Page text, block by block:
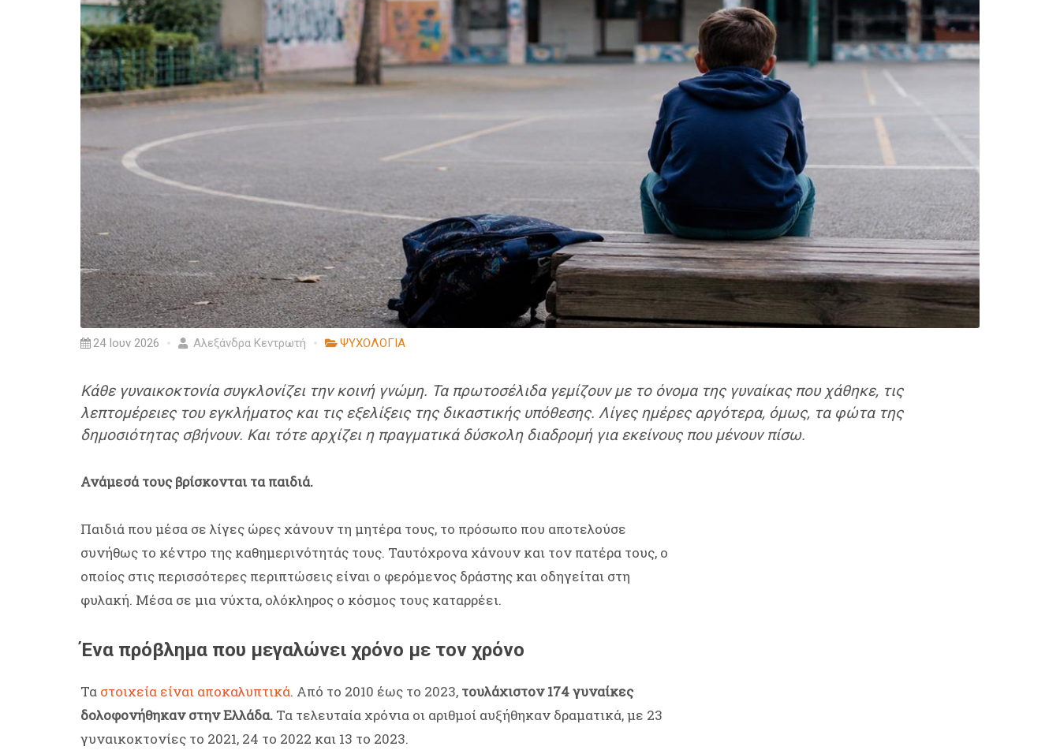
24 Ιουν 2026 Αλεξάνδρα Κεντρωτή ΨΥΧΟΛΟΓΙΑ
Κάθε γυναικοκτονία συγκλονίζει την κοινή γνώμη. Τα πρωτοσέλιδα γεμίζουν με το όνομα της γυναίκας που χάθηκε, τις
λεπτομέρειες του εγκλήματος και τις εξελίξεις της δικαστικής υπόθεσης. Λίγες ημέρες αργότερα, όμως, τα φώτα της
δημοσιότητας σβήνουν. Και τότε αρχίζει η πραγματικά δύσκολη διαδρομή για εκείνους που μένουν πίσω.
Ανάμεσά τους βρίσκονται τα παιδιά.
Παιδιά που μέσα σε λίγες ώρες χάνουν τη μητέρα τους, το πρόσωπο που αποτελούσε
συνήθως το κέντρο της καθημερινότητάς τους. Ταυτόχρονα χάνουν και τον πατέρα τους, ο
οποίος στις περισσότερες περιπτώσεις είναι ο φερόμενος δράστης και οδηγείται στη
φυλακή. Μέσα σε μια νύχτα, ολόκληρος ο κόσμος τους καταρρέει.
Ένα πρόβλημα που μεγαλώνει χρόνο με τον χρόνο
Τα στοιχεία είναι αποκαλυπτικά. Από το 2010 έως το 2023, τουλάχιστον 174 γυναίκες
δολοφονήθηκαν στην Ελλάδα. Τα τελευταία χρόνια οι αριθμοί αυξήθηκαν δραματικά, με 23
γυναικοκτονίες το 2021, 24 το 2022 και 13 το 2023.